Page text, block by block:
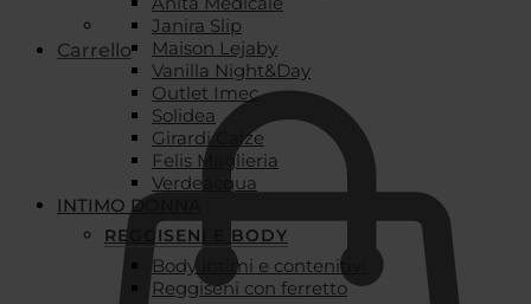
Carrello
Janira Slip
Maison Lejaby
Vanilla Night&Day
Outlet Imec
Solidea
Girardi Calze
Felis Maglieria
Verdeacqua
INTIMO DONNA
REGGISENI E BODY
Body intimi e contenitivi
Reggiseni con ferretto